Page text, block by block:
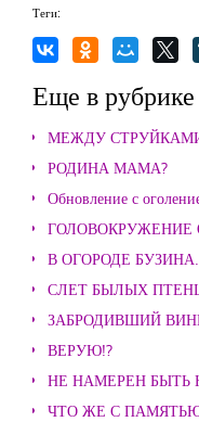
Теги:
Еще в
МЕЖДУ
РОДИНА МАМА?
Обновление с
В ОГОРОДЕ
СЛЕТ БЫЛЫХ
ЗАБРОДИВШИЙ
ВЕРУЮ!?
НЕ НАМЕРЕН БЫТЬ
ЧТО ЖЕ С